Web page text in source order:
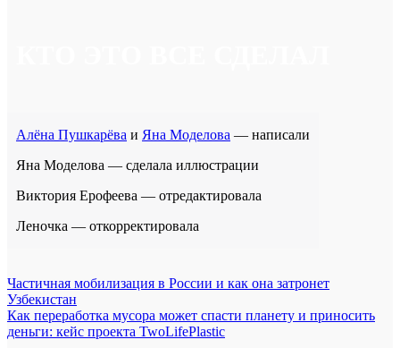
Алёна Пушкарёва и Яна Моделова — написали
Яна Моделова — сделала иллюстрации
Виктория Ерофеева — отредактировала
Леночка — откорректировала
Навигация
по
записям
Частичная мобилизация в России и как она затронет
Узбекистан
Как переработка мусора может спасти планету и приносить
деньги: кейс проекта TwoLifePlastic